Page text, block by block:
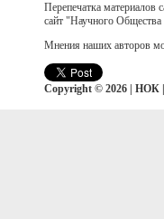
Перепечатка материалов
сайт "Научного
Мнения наших авторов
Copyright © 2026 | НОК